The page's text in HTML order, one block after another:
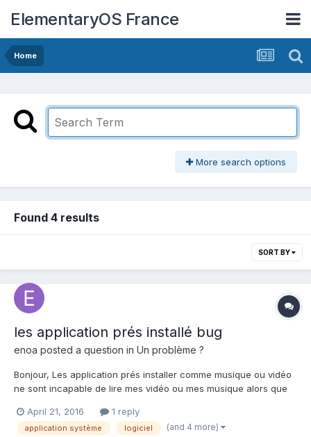
ElementaryOS France
Home
More search options
Found 4 results
SORT BY
les application prés installé bug
enoa posted a question in Un problème ?
Bonjour, Les application prés installer comme musique ou vidéo
ne sont incapable de lire mes vidéo ou mes musique alors que
le ou les développer pourrait corrigé le bug se serrai bien car
elle ont laire bien .
April 21, 2016 1 reply
application système logiciel (and 4 more)